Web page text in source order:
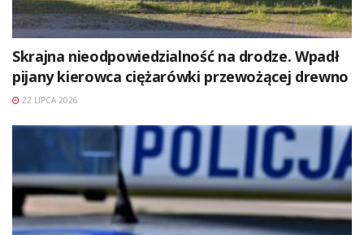
Skrajna nieodpowiedzialność na drodze. Wpadł
pijany kierowca ciężarówki przewożącej drewno
22 LIPCA 2026